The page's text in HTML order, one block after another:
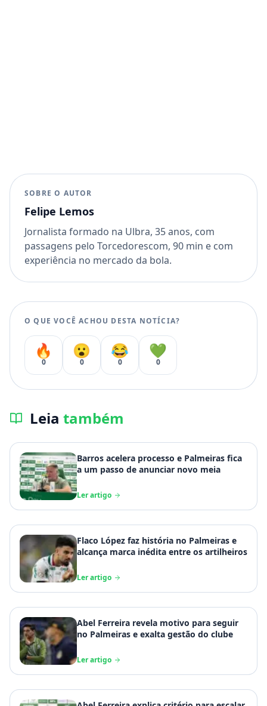
SOBRE O AUTOR
Felipe Lemos
Jornalista formado na Ulbra, 35 anos, com
passagens pelo Torcedorescom, 90 min e com
experiência no mercado da bola.
O QUE VOCÊ ACHOU DESTA NOTÍCIA?
🔥
0
😮
0
😂
0
💚
0
Leia também
Barros acelera processo e Palmeiras fica
a um passo de anunciar novo meia
Ler artigo
Flaco López faz história no Palmeiras e
alcança marca inédita entre os artilheiros
Ler artigo
Abel Ferreira revela motivo para seguir
no Palmeiras e exalta gestão do clube
Ler artigo